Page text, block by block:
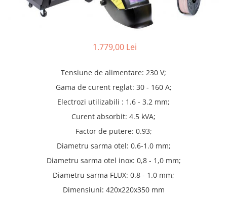
Scule pentru instalatii
Burghie si truse burghie
1.779,00 Lei
Tensiune de alimentare: 230 V;
Gama de curent reglat: 30 - 160 A;
Electrozi utilizabili : 1.6 - 3.2 mm;
Curent absorbit: 4.5 kVA;
Factor de putere: 0.93;
Diametru sarma otel: 0.6-1.0 mm;
Diametru sarma otel inox: 0,8 - 1,0 mm;
Diametru sarma FLUX: 0.8 - 1.0 mm;
Dimensiuni: 420x220x350 mm